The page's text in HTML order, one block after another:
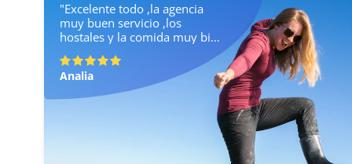
"Excelente todo ,la agencia
muy buen servicio ,los
hostales y la comida muy bien
,los paisajes hermosos !"
Analia